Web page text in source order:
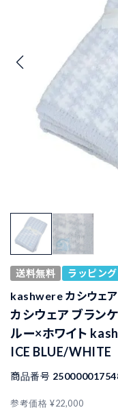
送料無料 ラッピング
kashwere カシウェア
カシウェア ブラン
ルー×ホワイト
ICE BLUE/WHITE
商品番号
参考価格 ¥22,000